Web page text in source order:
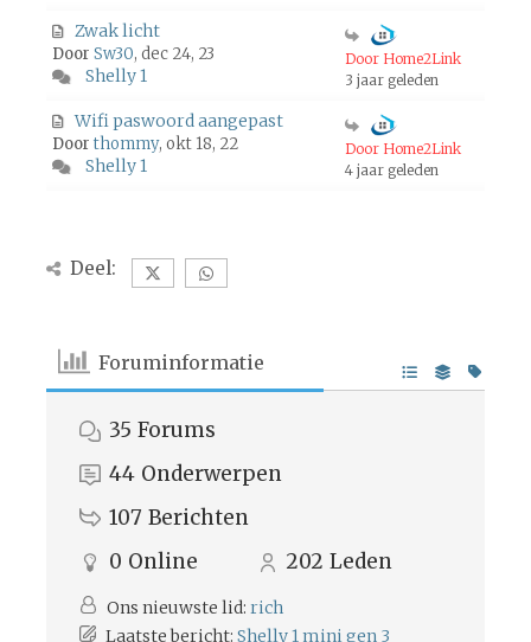
Zwak licht
Door Sw30, dec 24, 23
Shelly 1
Door Home2Link
3 jaar geleden
Wifi paswoord aangepast
Door thommy, okt 18, 22
Shelly 1
Door Home2Link
4 jaar geleden
Deel:
Foruminformatie
35 Forums
44 Onderwerpen
107 Berichten
0 Online 202 Leden
Ons nieuwste lid: rich
Laatste bericht: Shelly 1 mini gen 3